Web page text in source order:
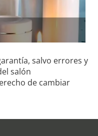
salvo errores y
salón
de cambiar